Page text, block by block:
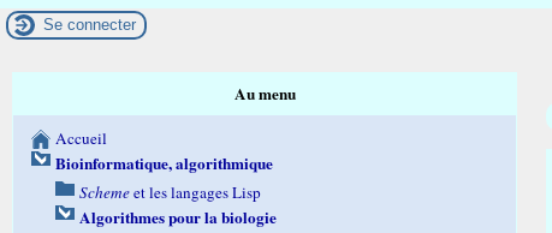
Se connecter
Au menu
Accueil
Bioinformatique, algorithmique
Schemeet les langages Lisp
Algorithmes pour la biologie